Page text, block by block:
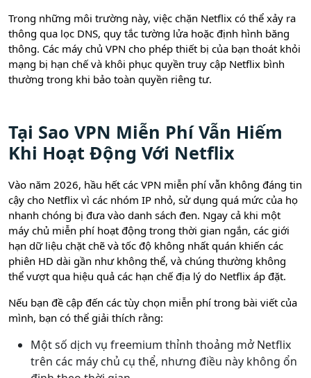
Trong những môi trường này, việc chặn Netflix có thể xảy ra
thông qua lọc DNS, quy tắc tường lửa hoặc định hình băng
thông. Các máy chủ VPN cho phép thiết bị của bạn thoát khỏi
mạng bị hạn chế và khôi phục quyền truy cập Netflix bình
thường trong khi bảo toàn quyền riêng tư.
Tại Sao VPN Miễn Phí Vẫn Hiếm
Khi Hoạt Động Với Netflix
Vào năm 2026, hầu hết các VPN miễn phí vẫn không đáng tin
cậy cho Netflix vì các nhóm IP nhỏ, sử dụng quá mức của họ
nhanh chóng bị đưa vào danh sách đen. Ngay cả khi một
máy chủ miễn phí hoạt động trong thời gian ngắn, các giới
hạn dữ liệu chặt chẽ và tốc độ không nhất quán khiến các
phiên HD dài gần như không thể, và chúng thường không
thể vượt qua hiệu quả các hạn chế địa lý do Netflix áp đặt.
Nếu bạn đề cập đến các tùy chọn miễn phí trong bài viết của
mình, bạn có thể giải thích rằng:
Một số dịch vụ freemium thỉnh thoảng mở Netflix
trên các máy chủ cụ thể, nhưng điều này không ổn